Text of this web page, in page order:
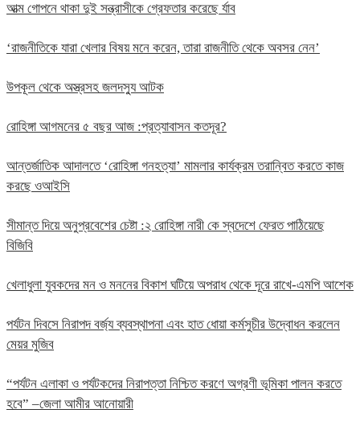
আত্ম গোপনে থাকা দুই সন্ত্রাসীকে গ্রেফতার করেছে র্যাব
‘রাজনীতিকে যারা খেলার বিষয় মনে করেন, তারা রাজনীতি থেকে অবসর নেন’
উপকূল থেকে অস্ত্রসহ জলদস্যু আটক
রোহিঙ্গা আগমনের ৫ বছর আজ :প্রত্যাবাসন কতদূর?
আন্তর্জাতিক আদালতে ‘রোহিঙ্গা গনহত্যা’ মামলার কার্যক্রম তরান্বিত করতে কাজ
করছে ওআইসি
সীমান্ত দিয়ে অনুপ্রবেশের চেষ্টা :২ রোহিঙ্গা নারী কে স্বদেশে ফেরত পাঠিয়েছে
বিজিবি
খেলাধুলা যুবকদের মন ও মননের বিকাশ ঘটিয়ে অপরাধ থেকে দূরে রাখে-এমপি আশেক
পর্যটন দিবসে নিরাপদ বর্জ্য ব্যবস্থাপনা এবং হাত ধোয়া কর্মসুচীর উদ্বোধন করলেন
মেয়র মুজিব
“পর্যটন এলাকা ও পর্যটকদের নিরাপত্তা নিশ্চিত করণে অগ্রণী ভূমিকা পালন করতে
হবে” –জেলা আমীর আনোয়ারী